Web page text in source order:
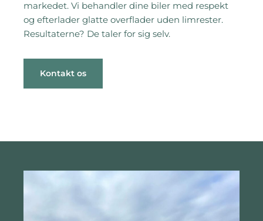
markedet. Vi behandler dine biler med respekt
og efterlader glatte overflader uden limrester.
Resultaterne? De taler for sig selv.
Kontakt os